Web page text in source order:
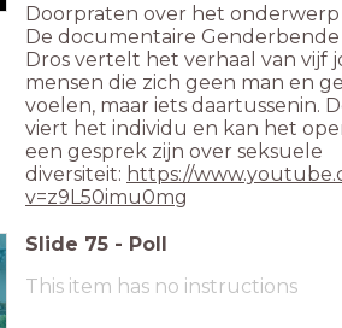
Doorpraten over het
De documentaire Genderbende
Dros vertelt het verhaal van vijf
mensen die zich geen man en
voelen, maar iets daartussenin.
viert het individu en kan het
een gesprek zijn over seksuele
diversiteit: https://
v=z9L50imu0mg
Slide 75 - Poll
This item has no instructions